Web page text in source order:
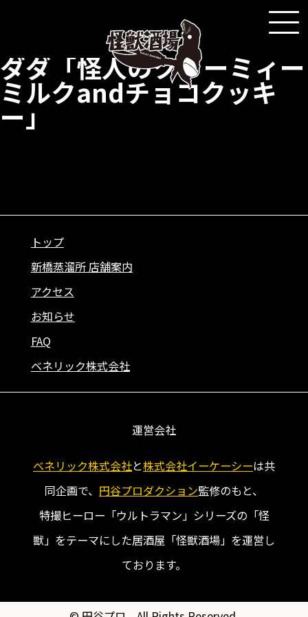
ダダ「怪人のクリーミィー
ミルクandチョコクッキ
ー」
トップ
新橋蒸溜所 店舗案内
アクセス
お知らせ
FAQ
ベネリック株式会社
運営会社
ベネリック株式会社と株式会社イーケーシーは共
同企画で、 円谷プロダクション監修のもと、
特撮ヒーロー「ウルトラマン」シリーズの「怪
獣」をテーマにした居酒屋「怪獣酒場」を運営し
ております。